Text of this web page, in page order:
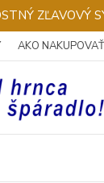
ZĽAVOVÝ
AKO NAKUPOVAŤ